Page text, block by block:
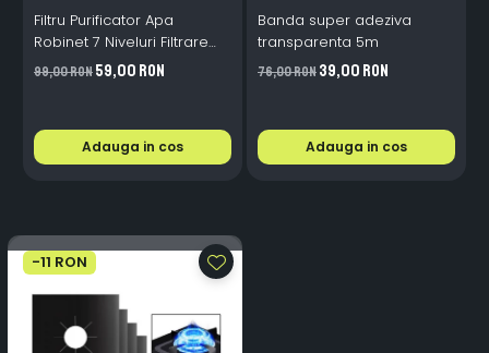
Filtru Purificator Apa
Robinet 7 Niveluri Filtrare
Ceramice 2L/min
99,00 RON59,00 RON
Adauga in cos
Banda super adeziva
transparenta 5m
76,00 RON39,00 RON
Adauga in cos
-11 RON